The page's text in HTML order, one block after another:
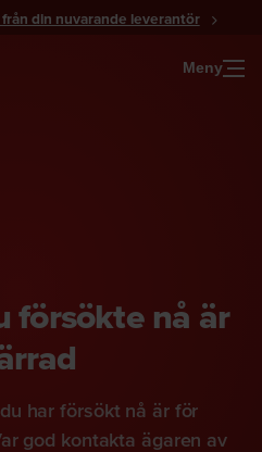
din nuvarande leverantör
Meny
försökte nå är
har försökt nå är för
god kontakta ägaren av